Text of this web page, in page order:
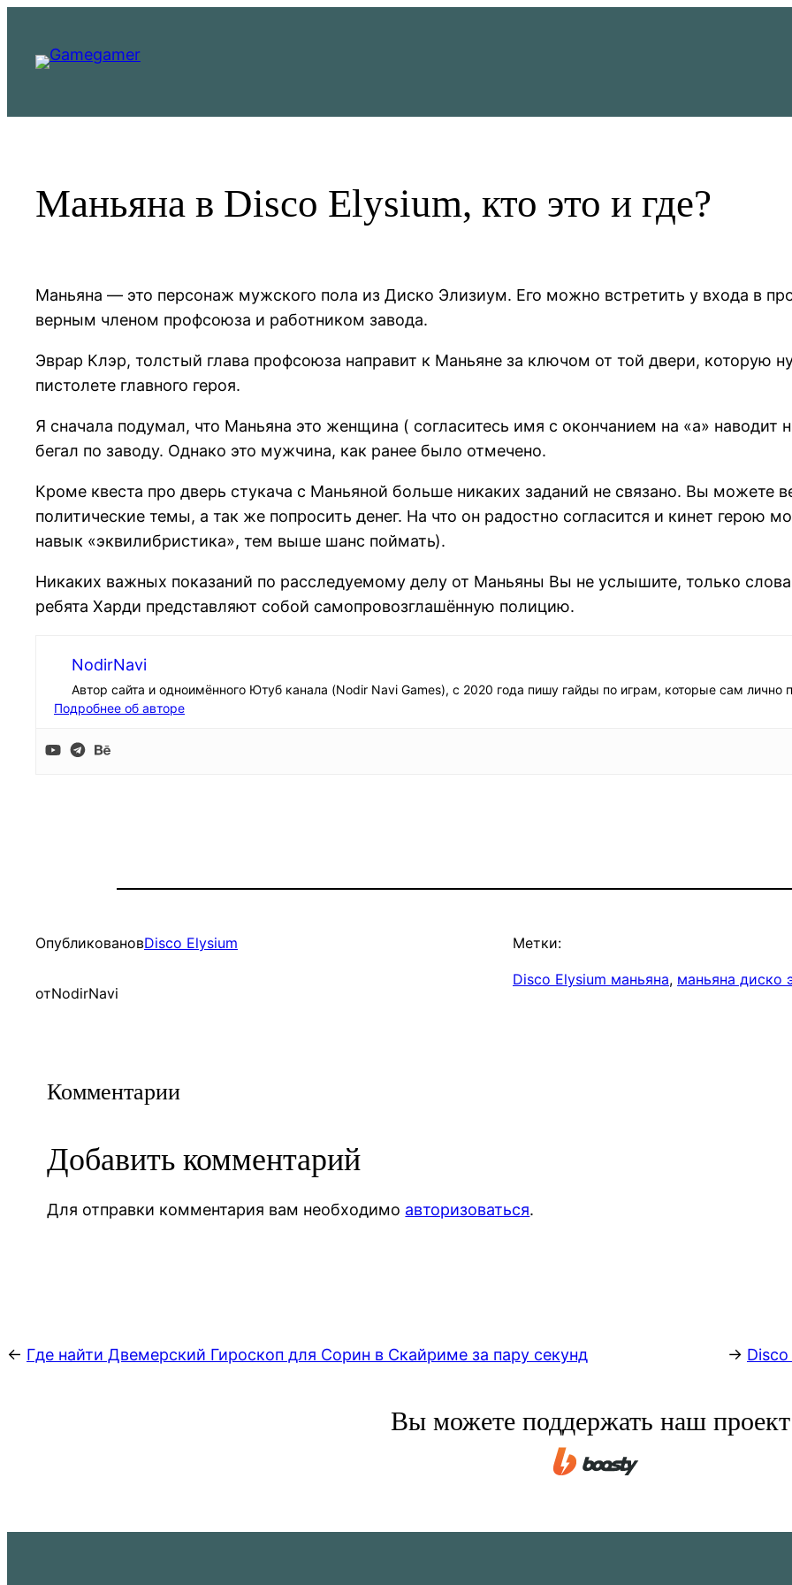
содержимому
Маньяна в Disco Elysium, кто это и где?
Маньяна — это персонаж мужского пола из Диско Элизиум. Его можно встретить у входа в
верным членом профсоюза и работником завода.
Эврар Клэр, толстый глава профсоюза направит к Маньяне за ключом от той двери, которую
пистолете главного героя.
Я сначала подумал, что Маньяна это женщина ( согласитесь имя с окончанием на «а» наводит
бегал по заводу. Однако это мужчина, как ранее было отмечено.
Кроме квеста про дверь стукача с Маньяной больше никаких заданий не связано. Вы можете
политические темы, а так же попросить денег. На что он радостно согласится и кинет герою
навык «эквилибристика», тем выше шанс поймать).
Никаких важных показаний по расследуемому делу от Маньяны Вы не услышите, только
ребята Харди представляют собой самопровозглашённую полицию.
NodirNavi
Автор сайта и одноимённого Ютуб канала (Nodir Navi Games), с 2020 года пишу гайды по играм, которые сам лично
Подробнее об авторе
ОпубликовановDisco Elysium
отNodirNavi
Метки:
Disco Elysium маньяна, маньяна диско
Комментарии
Добавить комментарий
Для отправки комментария вам необходимо авторизоваться.
← Где найти Двемерский Гироскоп для Сорин в Скайриме за пару секунд →
Вы можете поддержать наш